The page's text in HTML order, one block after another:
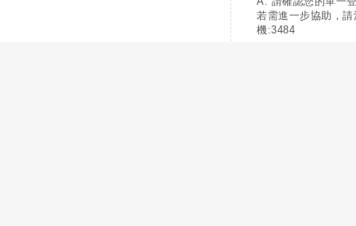
若需進一步協助，
機:3484